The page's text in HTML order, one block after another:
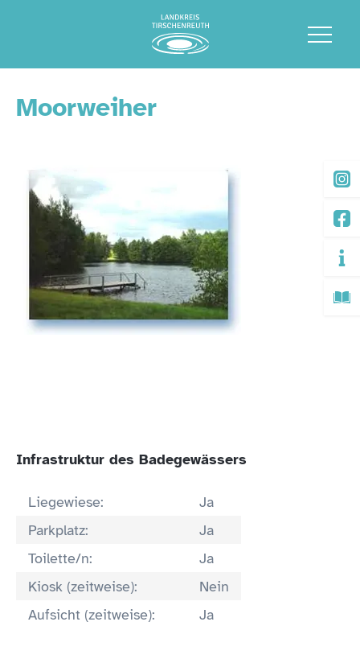
Moorweiher
Infrastruktur des Badegewässers
Liegewiese:
Ja
Parkplatz:
Ja
Toilette/n:
Ja
Kiosk (zeitweise):
Nein
Aufsicht (zeitweise):
Ja